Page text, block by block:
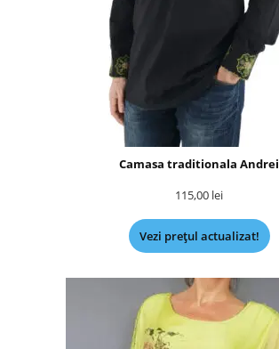
Camasa traditionala Andrei
115,00 lei
Vezi prețul actualizat!